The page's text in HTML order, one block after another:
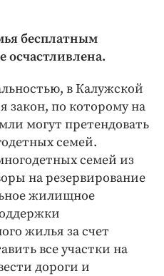
бесплатным
осчастливлена.
в Калужской
закон, по которому на
могут претендовать
семей.
семей из
на резервирование
жилищное
жилья за счет
все участки на
дороги и